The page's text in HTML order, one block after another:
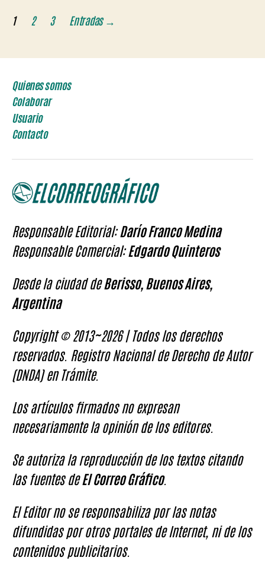
Paginación
de
entradas
1 2 3 Entradas→
Quienes somos
Colaborar
Usuario
Contacto
Responsable Editorial:Darío Franco Medina
Responsable Comercial:Edgardo Quinteros
Desde la ciudad deBerisso, Buenos Aires,
Argentina
Copyright © 2013~2026 | Todos los derechos
reservados. Registro Nacional de Derecho de Autor
(DNDA) en Trámite.
Los artículos firmados no expresan
necesariamente la opinión de los editores.
Se autoriza la reproducción de los textos citando
las fuentes deEl Correo Gráfico.
El Editor no se responsabiliza por las notas
difundidas por otros portales de Internet, ni de los
contenidos publicitarios.